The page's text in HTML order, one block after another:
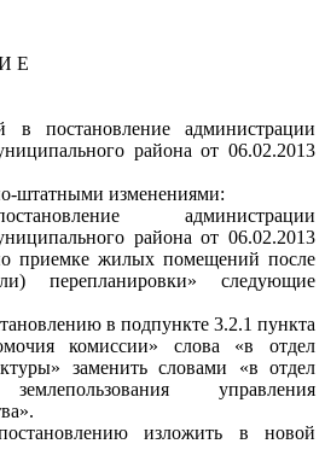
Е
постановление администрации
района от 06.02.2013
штатными изменениями:
администрации
района от 06.02.2013
жилых помещений после
перепланировки» следующие
в подпункте 3.2.1 пункта
комиссии» слова «в отдел
заменить словами «в отдел
управления
изложить в новой